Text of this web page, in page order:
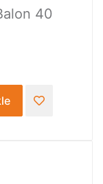
40
Ekle